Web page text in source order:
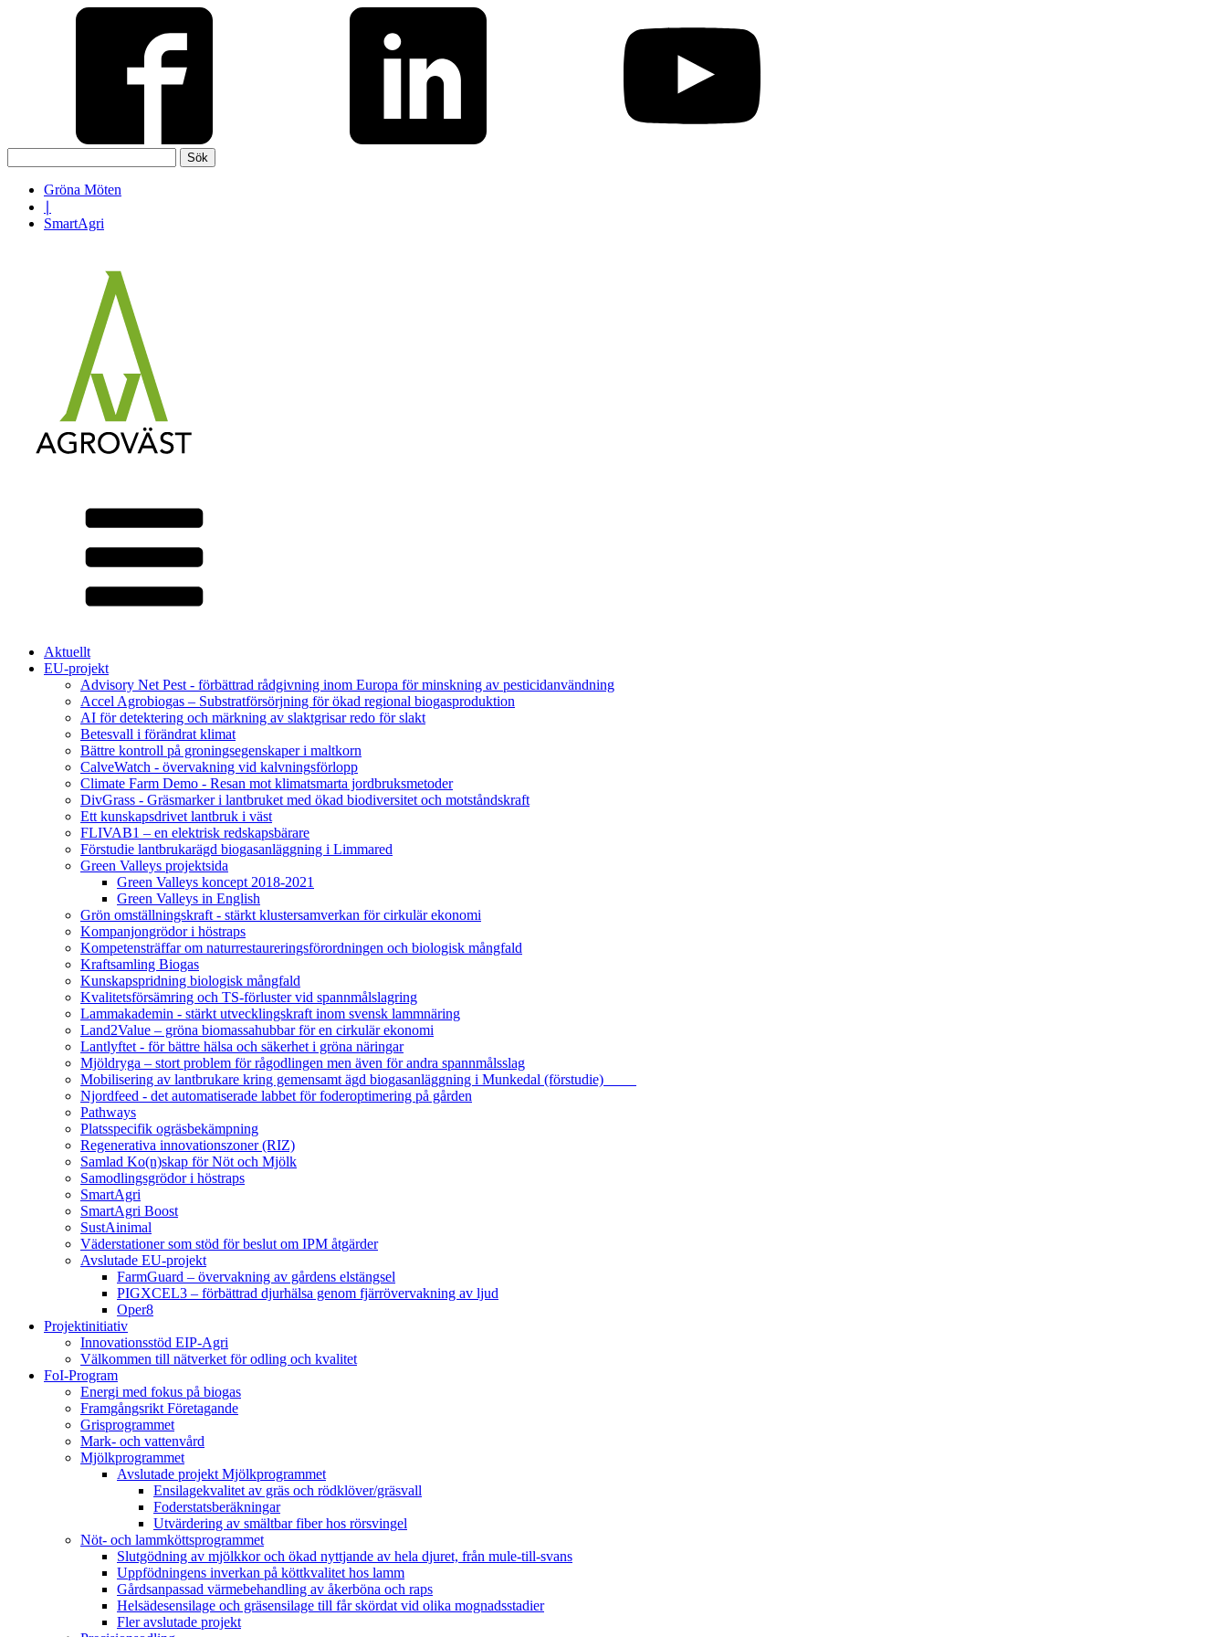
efter:
Gröna Möten
SmartAgri
Aktuellt
EU-projekt
Advisory Net Pest - förbättrad rådgivning inom Europa för minskning av pesticidanvändning
Accel Agrobiogas – Substratförsörjning för ökad regional biogasproduktion
AI för detektering och märkning av slaktgrisar redo för slakt
Betesvall i förändrat klimat
Bättre kontroll på groningsegenskaper i maltkorn
CalveWatch - övervakning vid kalvningsförlopp
Climate Farm Demo - Resan mot klimatsmarta jordbruksmetoder
DivGrass - Gräsmarker i lantbruket med ökad biodiversitet och motståndskraft
Ett kunskapsdrivet lantbruk i väst
FLIVAB1 – en elektrisk redskapsbärare
Förstudie lantbrukarägd biogasanläggning i Limmared
Green Valleys projektsida
Green Valleys koncept 2018-2021
Green Valleys in English
Grön omställningskraft - stärkt klustersamverkan för cirkulär ekonomi
Kompanjongrödor i höstraps
Kompetensträffar om naturrestaureringsförordningen och biologisk mångfald
Kraftsamling Biogas
Kunskapspridning biologisk mångfald
Kvalitetsförsämring och TS-förluster vid spannmålslagring
Lammakademin - stärkt utvecklingskraft inom svensk lammnäring
Land2Value – gröna biomassahubbar för en cirkulär ekonomi
Lantlyftet - för bättre hälsa och säkerhet i gröna näringar
Mjöldryga – stort problem för rågodlingen men även för andra spannmålsslag
Mobilisering av lantbrukare kring gemensamt ägd biogasanläggning i Munkedal (förstudie)
Njordfeed - det automatiserade labbet för foderoptimering på gården
Pathways
Platsspecifik ogräsbekämpning
Regenerativa innovationszoner (RIZ)
Samlad Ko(n)skap för Nöt och Mjölk
Samodlingsgrödor i höstraps
SmartAgri
SmartAgri Boost
SustAinimal
Väderstationer som stöd för beslut om IPM åtgärder
Avslutade EU-projekt
FarmGuard – övervakning av gårdens elstängsel
PIGXCEL3 – förbättrad djurhälsa genom fjärrövervakning av ljud
Oper8
Projektinitiativ
Innovationsstöd EIP-Agri
Välkommen till nätverket för odling och kvalitet
FoI-Program
Energi med fokus på biogas
Framgångsrikt Företagande
Grisprogrammet
Mark- och vattenvård
Mjölkprogrammet
Avslutade projekt Mjölkprogrammet
Ensilagekvalitet av gräs och rödklöver/gräsvall
Foderstatsberäkningar
Utvärdering av smältbar fiber hos rörsvingel
Nöt- och lammköttsprogrammet
Slutgödning av mjölkkor och ökad nyttjande av hela djuret, från mule-till-svans
Uppfödningens inverkan på köttkvalitet hos lamm
Gårdsanpassad värmebehandling av åkerböna och raps
Helsädesensilage och gräsensilage till får skördat vid olika mognadsstadier
Fler avslutade projekt